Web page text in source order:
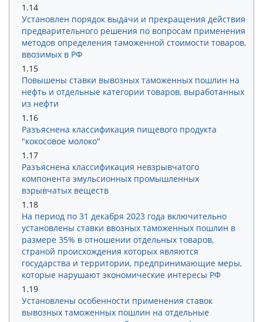
1.14
Установлен порядок выдачи и прекращения действия
предварительного решения по вопросам применения
методов определения таможенной стоимости товаров,
ввозимых в РФ
1.15
Повышены ставки вывозных таможенных пошлин на
нефть и отдельные категории товаров, выработанных
из нефти
1.16
Разъяснена классификация пищевого продукта
"кокосовое молоко"
1.17
Разъяснена классификация невзрывчатого
компонента эмульсионных промышленных
взрывчатых веществ
1.18
На период по 31 декабря 2023 года включительно
установлены ставки ввозных таможенных пошлин в
размере 35% в отношении отдельных товаров,
страной происхождения которых являются
государства и территории, предпринимающие меры,
которые нарушают экономические интересы РФ
1.19
Установлены особенности применения ставок
вывозных таможенных пошлин на отдельные